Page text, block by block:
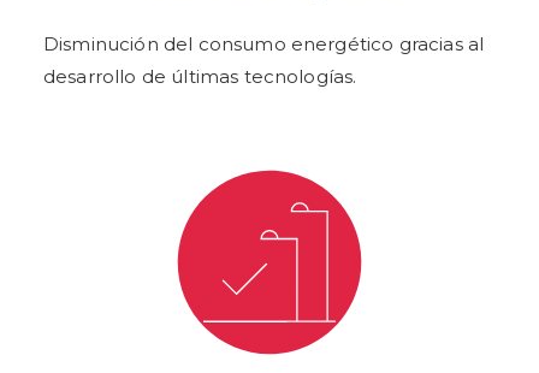
Disminución del consumo energético gracias al
desarrollo de últimas tecnologías.